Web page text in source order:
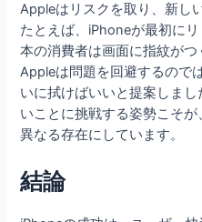
Appleはリスクを取り、新し
たとえば、iPhoneが最初に
本の消費者は画面に指紋がつ
Appleは問題を回避するので
いに拭けばいいと提案しま
いことに挑戦する姿勢こそ
異なる存在にしています。
結論